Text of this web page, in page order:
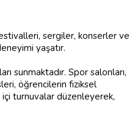
sergiler, konserler ve
yaşatır.
sunmaktadır. Spor salonları,
öğrencilerin fiziksel
içi turnuvalar düzenleyerek,